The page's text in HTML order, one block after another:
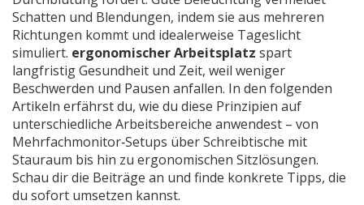
Schatten und Blendungen, indem sie aus mehreren
Richtungen kommt und idealerweise Tageslicht
simuliert. ergonomischer Arbeitsplatz spart
langfristig Gesundheit und Zeit, weil weniger
Beschwerden und Pausen anfallen. In den folgenden
Artikeln erfährst du, wie du diese Prinzipien auf
unterschiedliche Arbeitsbereiche anwendest – von
Mehrfachmonitor‑Setups über Schreibtische mit
Stauraum bis hin zu ergonomischen Sitzlösungen.
Schau dir die Beiträge an und finde konkrete Tipps, die
du sofort umsetzen kannst.